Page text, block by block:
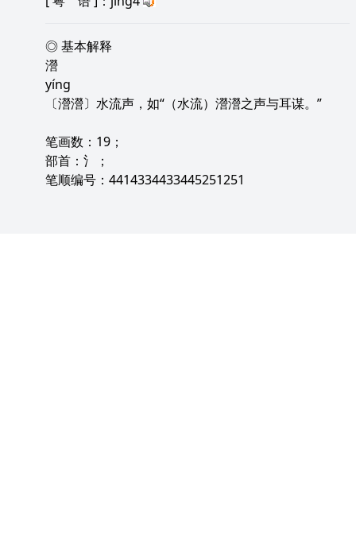
◎ 基本解释
瀯
yíng
〔瀯瀯〕水流声，如“（水流）瀯瀯之声与耳谋。”
笔画数：19；
部首：氵；
笔顺编号：4414334433445251251